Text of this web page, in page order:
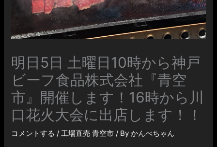
明日5日 土曜日10時から神戸
ビーフ食品株式会社『青空
市』開催します！16時から川
口花火大会に出店します！！
コメントする /工場直売 青空市 / Byかんべちゃん